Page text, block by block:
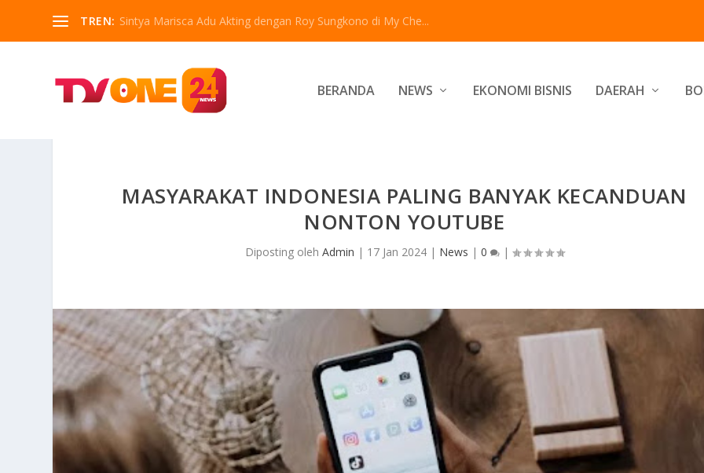
TREN: Sintya Marisca Adu Akting dengan Roy Sungkono di My Che...
BERANDA NEWS EKONOMI BISNIS DAERAH
MASYARAKAT INDONESIA PALING BANYAK KECANDUAN
NONTON YOUTUBE
Diposting oleh Admin | 17 Jan 2024| News | 0 |